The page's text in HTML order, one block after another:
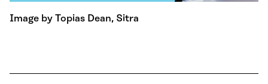
Image by Topias Dean, Sitra